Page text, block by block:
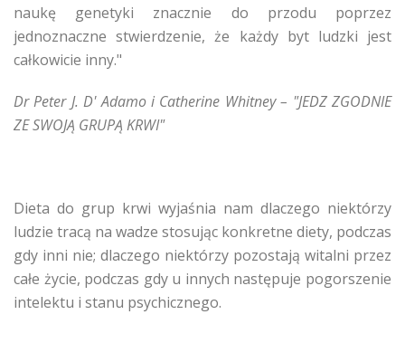
naukę genetyki znacznie do przodu poprzez
jednoznaczne stwierdzenie, że każdy byt ludzki jest
całkowicie inny."
Dr Peter J. D' Adamo i Catherine Whitney – "JEDZ ZGODNIE
ZE SWOJĄ GRUPĄ KRWI"
Dieta do grup krwi wyjaśnia nam dlaczego niektórzy
ludzie tracą na wadze stosując konkretne diety, podczas
gdy inni nie; dlaczego niektórzy pozostają witalni przez
całe życie, podczas gdy u innych następuje pogorszenie
intelektu i stanu psychicznego.